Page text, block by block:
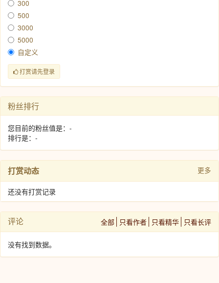
300
500
3000
5000
自定义
打赏请先登录
粉丝排行
您目前的粉丝值是：-
排行是：-
打赏动态 更多
还没有打赏记录
评论 全部 只看作者 只看精华 只看长评
没有找到数据。